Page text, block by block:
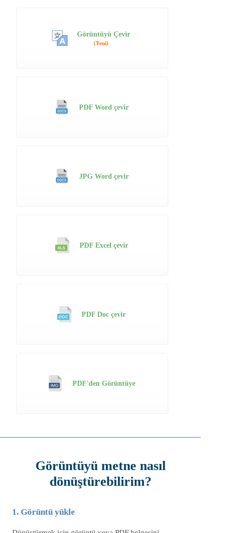
Görüntüyü Çevir
(Yeni)
PDF Word çevir
JPG Word çevir
PDF Excel çevir
PDF Doc çevir
PDF'den Görüntüye
Görüntüyü metne nasıl
dönüştürebilirim?
1. Görüntü yükle